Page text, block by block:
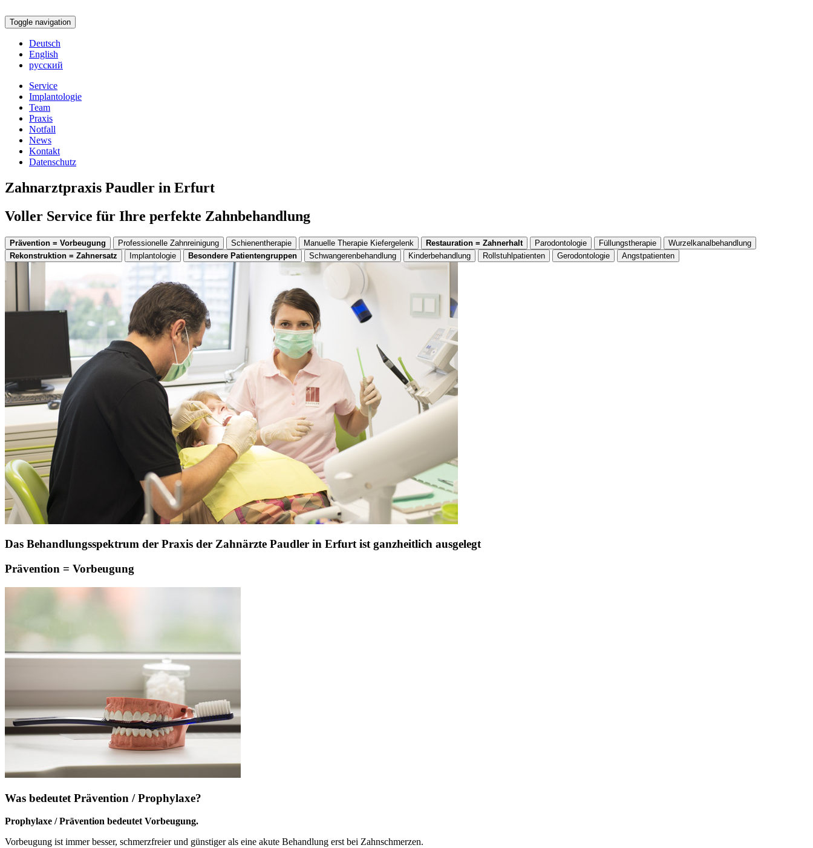
Toggle navigation
Deutsch
English
русский
Service
Implantologie
Team
Praxis
Notfall
News
Kontakt
Datenschutz
Zahnarztpraxis Paudler in Erfurt
Voller Service für Ihre perfekte Zahnbehandlung
Prävention = Vorbeugung Professionelle Zahnreinigung Schienentherapie Manuelle Therapie Kiefergelenk Restauration = Zahnerhalt Parodontologie Füllungstherapie
Wurzelkanalbehandlung
Rekonstruktion = Zahnersatz
Implantologie Besondere Patientengruppen Schwangerenbehandlung Kinderbehandlung Rollstuhlpatienten Gerodontologie Angstpatienten
Das Behandlungsspektrum der Praxis der Zahnärzte Paudler in Erfurt ist ganzheitlich ausgelegt
Prävention = Vorbeugung
Was bedeutet Prävention / Prophylaxe?
Prophylaxe / Prävention bedeutet Vorbeugung.
Vorbeugung ist immer besser, schmerzfreier und günstiger als eine akute Behandlung erst bei Zahnschmerzen.